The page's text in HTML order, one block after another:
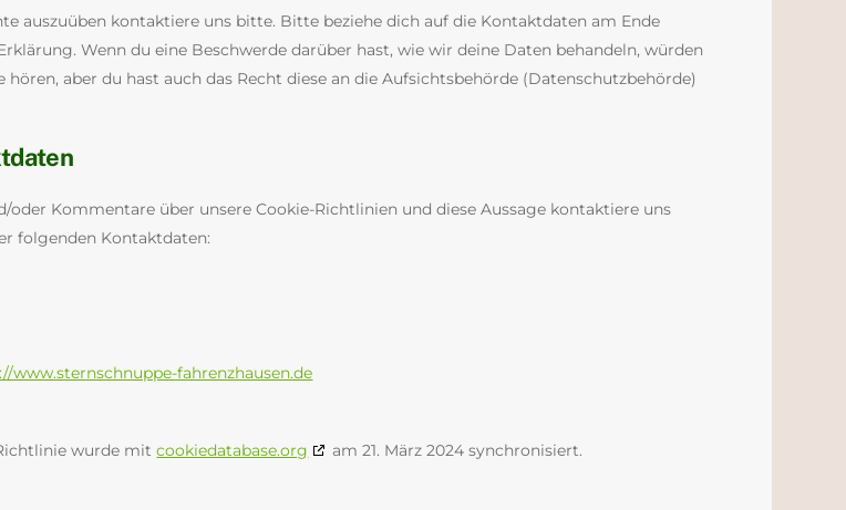
auszuüben kontaktiere uns bitte. Bitte beziehe dich auf die Kontaktdaten am Ende
Wenn du eine Beschwerde darüber hast, wie wir deine Daten behandeln, würden
hören, aber du hast auch das Recht diese an die Aufsichtsbehörde (Datenschutzbehörde)
oder Kommentare über unsere Cookie-Richtlinien und diese Aussage kontaktiere uns
folgenden Kontaktdaten:
www.sternschnuppe-fahrenzhausen.de
wurde mitcookiedatabase.org am 21. März 2024 synchronisiert.